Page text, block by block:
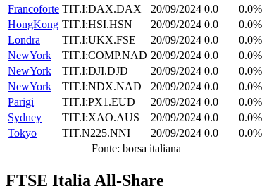
Francoforte TIT.I:DAX.DAX 20/09/2024 0.0
0.0%
HongKong TIT.I:HSI.HSN 20/09/2024 0.0
0.0%
Londra
TIT.I:UKX.FSE 20/09/2024 0.0
0.0%
NewYork
TIT.I:COMP.NAD 20/09/2024 0.0
0.0%
NewYork
TIT.I:DJI.DJD 20/09/2024 0.0
0.0%
NewYork
TIT.I:NDX.NAD 20/09/2024 0.0
0.0%
Parigi
TIT.I:PX1.EUD 20/09/2024 0.0
0.0%
Sydney
TIT.I:XAO.AUS 20/09/2024 0.0
0.0%
Tokyo
TIT.N225.NNI 20/09/2024 0.0
0.0%
Fonte: borsa italiana
FTSE Italia All-Share